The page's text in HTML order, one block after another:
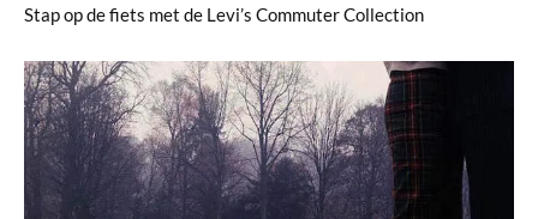
Stap op de fiets met de Levi’s Commuter Collection